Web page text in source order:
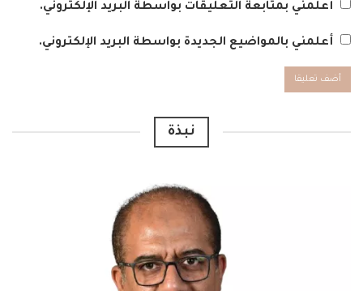
أعلمني بمتابعة التعليقات بواسطة البريد الإلكتروني.
أعلمني بالمواضيع الجديدة بواسطة البريد الإلكتروني.
نبذة